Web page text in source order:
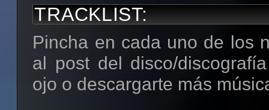
src="http://www.imagerotation.com/
border="0" alt="Metal-Libre"></a>
Banners ofrecidos por
Banner #1
Basado en Minima Black
Blogger por defecto)
Editado por Houndix
Espero que os guste, y
TRACKLIST:
Pincha en cada uno de los
al post del disco/
ojo o descargarte más